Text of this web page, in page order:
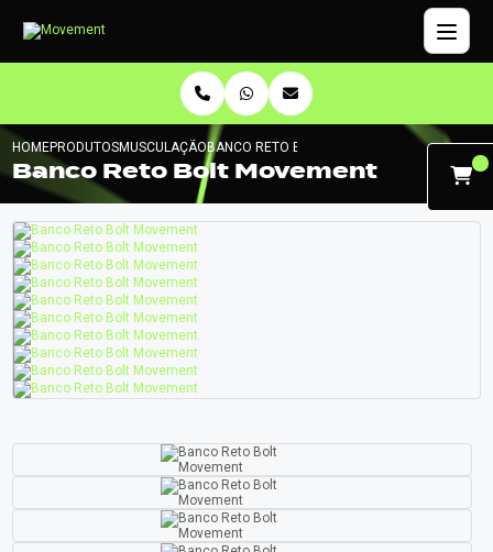
HOMEPRODUTOSMUSCULAÇÃOBANCO RETO BOLT MOVEMENT
Banco Reto Bolt Movement